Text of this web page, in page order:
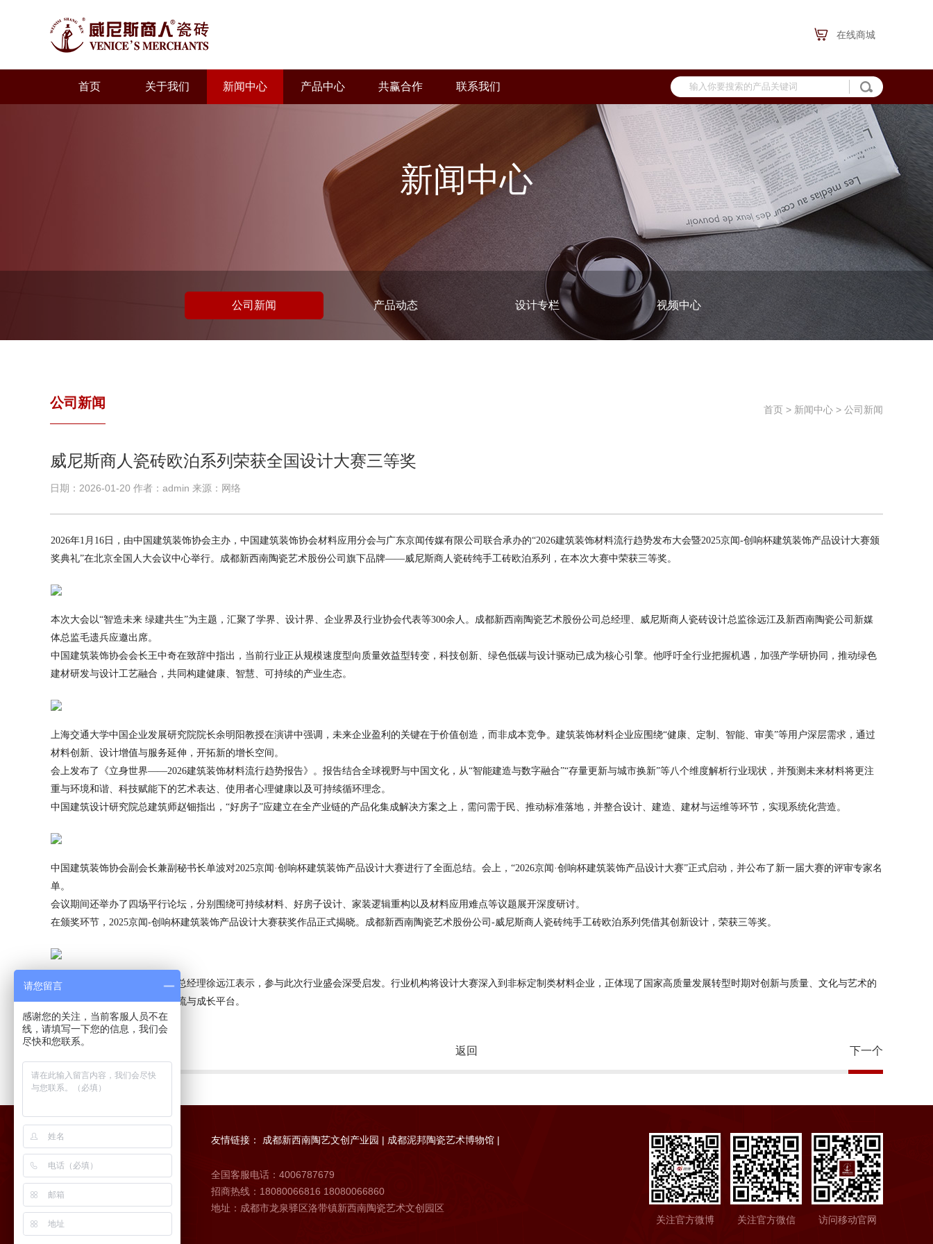
在线商城
首页 关于我们 新闻中心 产品中心 共赢合作 联系我们
新闻中心
公司新闻 产品动态 设计专栏 视频中心
公司新闻 首页 > 新闻中心 > 公司新闻
威尼斯商人瓷砖欧泊系列荣获全国设计大赛三等奖
日期：2026-01-20 作者：admin 来源：网络
2026年1月16日，由中国建筑装饰协会主办，中国建筑装饰协会材料应用分会与广东京闻传媒有限公司联合承办的“2026建筑装饰材料流行趋势发布大会暨2025京闻-创响杯建筑装饰产品设计大赛颁
奖典礼”在北京全国人大会议中心举行。成都新西南陶瓷艺术股份公司旗下品牌——威尼斯商人瓷砖纯手工砖欧泊系列，在本次大赛中荣获三等奖。
本次大会以“智造未来 绿建共生”为主题，汇聚了学界、设计界、企业界及行业协会代表等300余人。成都新西南陶瓷艺术股份公司总经理、威尼斯商人瓷砖设计总监徐远江及新西南陶瓷公司新媒
体总监毛遗兵应邀出席。
中国建筑装饰协会会长王中奇在致辞中指出，当前行业正从规模速度型向质量效益型转变，科技创新、绿色低碳与设计驱动已成为核心引擎。他呼吁全行业把握机遇，加强产学研协同，推动绿色
建材研发与设计工艺融合，共同构建健康、智慧、可持续的产业生态。
上海交通大学中国企业发展研究院院长余明阳教授在演讲中强调，未来企业盈利的关键在于价值创造，而非成本竞争。建筑装饰材料企业应围绕“健康、定制、智能、审美”等用户深层需求，通过
材料创新、设计增值与服务延伸，开拓新的增长空间。
会上发布了《立身世界——2026建筑装饰材料流行趋势报告》。报告结合全球视野与中国文化，从“智能建造与数字融合”“存量更新与城市换新”等八个维度解析行业现状，并预测未来材料将更注
重与环境和谐、科技赋能下的艺术表达、使用者心理健康以及可持续循环理念。
中国建筑设计研究院总建筑师赵钿指出，“好房子”应建立在全产业链的产品化集成解决方案之上，需问需于民、推动标准落地，并整合设计、建造、建材与运维等环节，实现系统化营造。
中国建筑装饰协会副会长兼副秘书长单波对2025京闻·创响杯建筑装饰产品设计大赛进行了全面总结。会上，“2026京闻·创响杯建筑装饰产品设计大赛”正式启动，并公布了新一届大赛的评审专家名
单。
会议期间还举办了四场平行论坛，分别围绕可持续材料、好房子设计、家装逻辑重构以及材料应用难点等议题展开深度研讨。
在颁奖环节，2025京闻-创响杯建筑装饰产品设计大赛获奖作品正式揭晓。成都新西南陶瓷艺术股份公司-威尼斯商人瓷砖纯手工砖欧泊系列凭借其创新设计，荣获三等奖。
成都新西南陶瓷艺术股份公司总经理徐远江表示，参与此次行业盛会深受启发。行业机构将设计大赛深入到非标定制类材料企业，正体现了国家高质量发展转型时期对创新与质量、文化与艺术的
重视，为企业提供了宝贵的交流与成长平台。
下一个
返回
友情链接： 成都新西南陶艺文创产业园 | 成都泥邦陶瓷艺术博物馆 |
全国客服电话：4006787679
招商热线：18080066816 18080066860
地址：成都市龙泉驿区洛带镇新西南陶瓷艺术文创园区
关注官方微博
关注官方微信 访问移动官网
请您留言
感谢您的关注，当前客服人员不在
线，请填写一下您的信息，我们会
尽快和您联系。